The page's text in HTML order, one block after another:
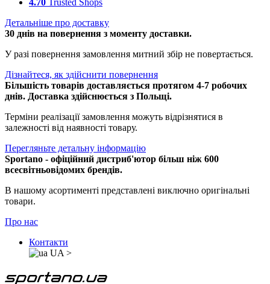
4.70 Trusted Shops
Детальніше про доставку
30 днів на повернення з моменту доставки.
У разі повернення замовлення митний збір не повертається.
Дізнайтеся, як здійснити повернення
Більшість товарів доставляється протягом 4-7 робочих
днів. Доставка здійснюється з Польщі.
Терміни реалізації замовлення можуть відрізнятися в
залежності від наявності товару.
Перегляньте детальну інформацію
Sportano - офіційний дистриб'ютор більш ніж 600
всесвітньовідомих брендів.
В нашому асортименті представлені виключно оригінальні
товари.
Про нас
Контакти
UA >